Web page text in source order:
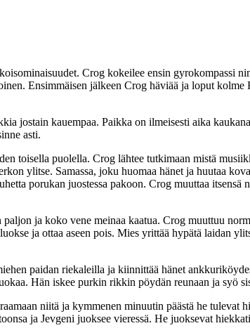
Crog kokeilee ensin gyrokompassi
Ensimmäisen jälkeen Crog häviää ja loput
jostain kauempaa. Paikka on ilmeisesti aika
asti.
toisella puolella. Crog lähtee tutkimaan mistä
ylitse. Samassa, joku huomaa hänet ja huutaa
porukan juostessa pakoon. Crog muuttaa itsensä
ja koko vene meinaa kaatua. Crog muuttuu
ja ottaa aseen pois. Mies yrittää hypätä laidan
paidan riekaleilla ja kiinnittää hänet
Hän iskee purkin rikkin pöydän reunaan ja syö
niitä ja kymmenen minuutin päästä he tulevat
ja Jevgeni juoksee vieressä. He juoksevat